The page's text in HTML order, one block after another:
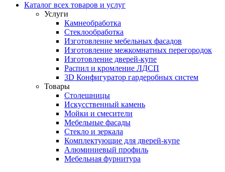
Каталог всех товаров и услуг
Услуги
Камнеобработка
Стеклообработка
Изготовление мебельных фасадов
Изготовление межкомнатных перегородок
Изготовление дверей-купе
Распил и кромление ЛДСП
3D Конфигуратор гардеробных систем
Товары
Столешницы
Искусственный камень
Мойки и смесители
Мебельные фасады
Стекло и зеркала
Комплектующие для дверей-купе
Алюминиевый профиль
Мебельная фурнитура